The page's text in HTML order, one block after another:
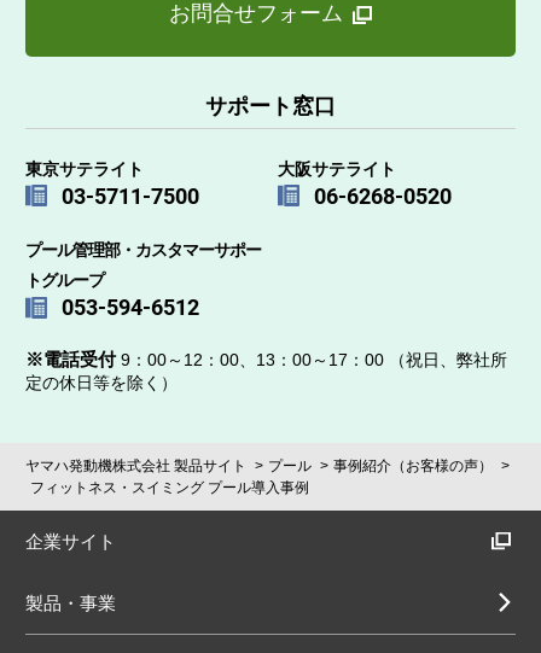
お問合せフォーム
サポート窓口
東京サテライト
03-5711-7500
大阪サテライト
06-6268-0520
プール管理部・カスタマーサポー
トグループ
053-594-6512
※電話受付9：00～12：00、13：00～17：00 （祝日、弊社所
定の休日等を除く）
ヤマハ発動機株式会社 製品サイト プール
事例紹介（お客様の声）
フィットネス・スイミング プール導入事例
企業サイト
製品・事業